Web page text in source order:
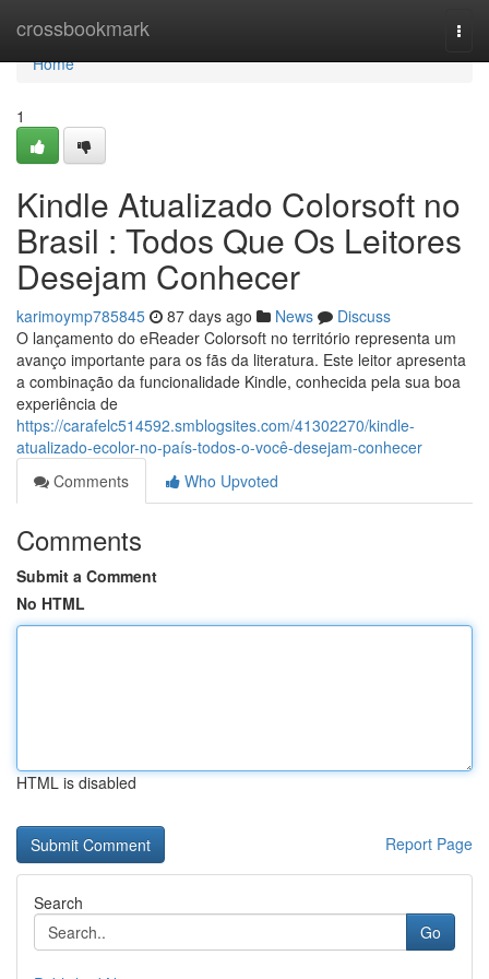
crossbookmark
Home
Home
1
Kindle Atualizado Colorsoft no
Brasil : Todos Que Os Leitores
Desejam Conhecer
karimoymp785845 87 days ago News
Discuss
O lançamento do eReader Colorsoft no território representa um
avanço importante para os fãs da literatura. Este leitor apresenta
a combinação da funcionalidade Kindle, conhecida pela sua boa
experiência de
https://carafelc514592.smblogsites.com/41302270/kindle-
atualizado-ecolor-no-país-todos-o-você-desejam-conhecer
Comments
Who Upvoted
Comments
Submit a Comment
No HTML
HTML is disabled
Report Page
Search
Go